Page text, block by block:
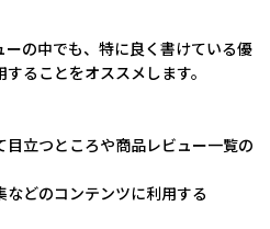
の中でも、特に良く書けている優
ることをオススメします。
目立つところや商品レビュー一覧の
などのコンテンツに利用する